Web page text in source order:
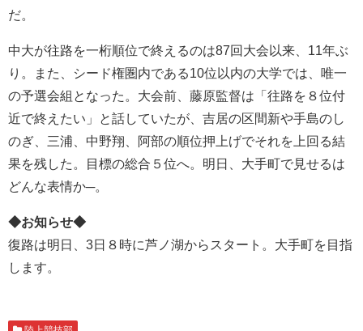
だ。
中大が往路を一桁順位で終えるのは87回大会以来、11年ぶ
り。また、シード権圏内である10位以内の大学では、唯一
の予選会組となった。大会前、藤原監督は「往路を８位付
近で終えたい」と話していたが、吉居の区間新や手島のし
のぎ、三浦、中野翔、阿部の順位押上げでそれを上回る結
果を残した。目標の総合５位へ。明日、大手町で見せるは
どんな表情か─。
◆お知らせ◆
復路は明日、3日８時に芦ノ湖からスタート。大手町を目指
します。